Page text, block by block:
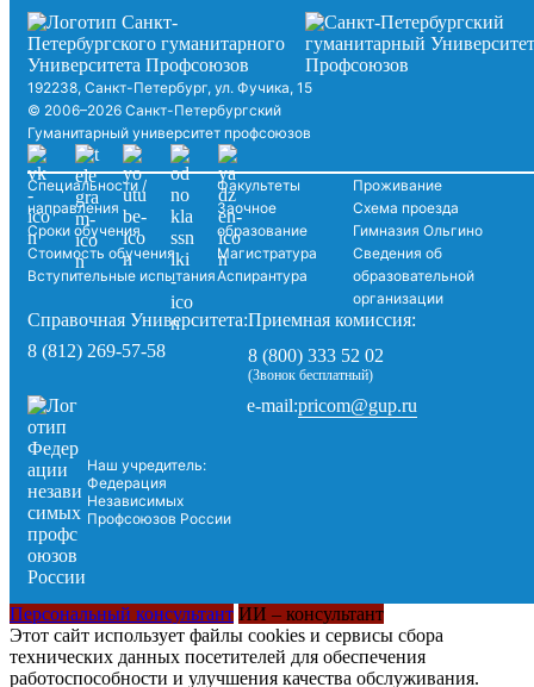
192238, Санкт-Петербург, ул. Фучика, 15
© 2006–2026 Санкт-Петербургский
Гуманитарный университет профсоюзов
Специальности /
направления
Сроки обучения
Стоимость обучения
Вступительные испытания
Факультеты
Заочное
образование
Магистратура
Аспирантура
Проживание
Схема проезда
Гимназия Ольгино
Сведения об
образовательной
организации
Справочная Университета:
8 (812) 269-57-58
Приемная комиссия:
8 (800) 333 52 02
(Звонок бесплатный)
Наш учредитель:
Федерация
Независимых
Профсоюзов России
e-mail:pricom@gup.ru
Персональный консультант ИИ – консультант
Этот сайт использует файлы cookies и сервисы сбора
технических данных посетителей для обеспечения
работоспособности и улучшения качества обслуживания.